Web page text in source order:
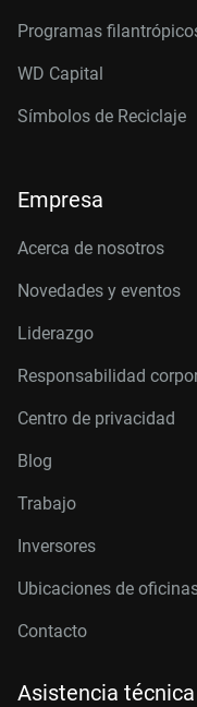
Programas
WD Capital
Símbolos de Reciclaje
Empresa
Acerca de nosotros
Novedades y eventos
Liderazgo
Responsabilidad
Centro de privacidad
Blog
Trabajo
Inversores
Ubicaciones de
Contacto
Asistencia técnica